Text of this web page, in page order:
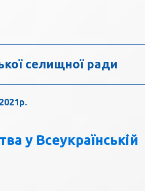
селищної ради
у Всеукраїнській